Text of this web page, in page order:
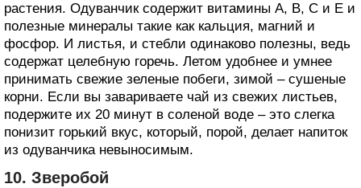
растения. Одуванчик содержит витамины А, В, С и Е и
полезные минералы такие как кальция, магний и
фосфор. И листья, и стебли одинаково полезны, ведь
содержат целебную горечь. Летом удобнее и умнее
принимать свежие зеленые побеги, зимой – сушеные
корни. Если вы завариваете чай из свежих листьев,
подержите их 20 минут в соленой воде – это слегка
понизит горький вкус, который, порой, делает напиток
из одуванчика невыносимым.
10. Зверобой